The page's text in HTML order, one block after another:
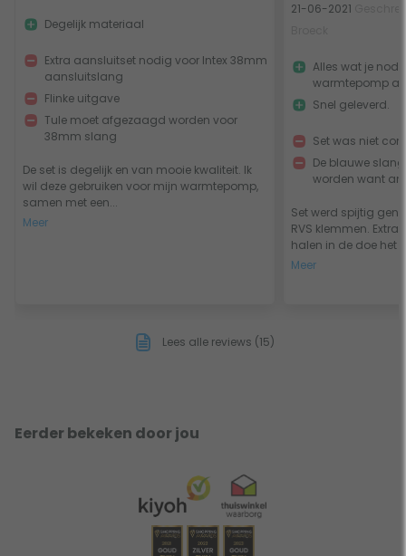
De set is degelijk en van mooie kwaliteit. Ik
wil deze gebruiken voor mijn warmtepomp,
samen met een...
Meer
Degelijk materiaal
Extra aansluitset nodig voor Intex 38mm
aansluitslang
Flinke uitgave
Tule moet afgezaagd worden voor
38mm slang
21-06-2021
Set werd spijtig
RVS klemmen.
halen in de doe het
Meer
Alles wat je
warmtepomp
Snel geleverd.
Set was niet
De blauwe
worden want
Lees alle reviews (15)
Eerder bekeken door jou